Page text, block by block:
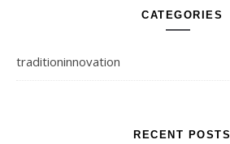
CATEGORIES
traditioninnovation
RECENT POSTS